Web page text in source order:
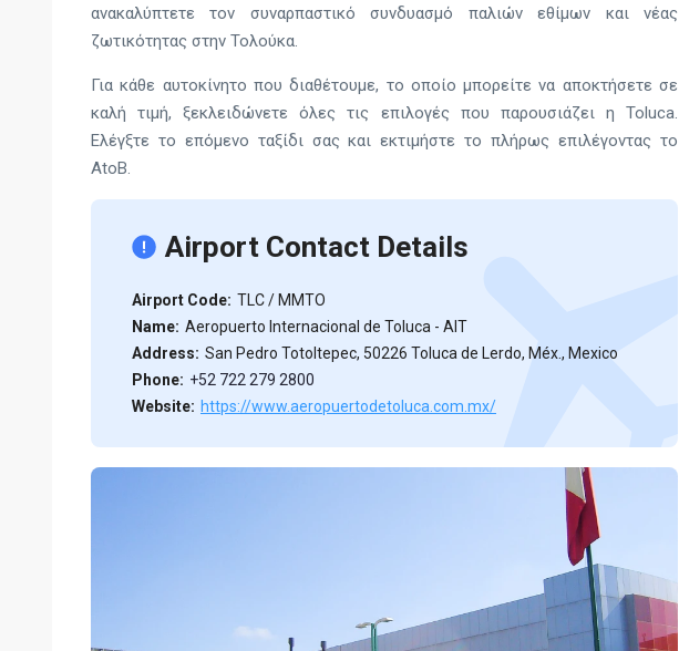
ανακαλύπτετε τον συναρπαστικό συνδυασμό παλιών εθίμων και νέας
ζωτικότητας στην Τολούκα.
Για κάθε αυτοκίνητο που διαθέτουμε, το οποίο μπορείτε να αποκτήσετε σε
καλή τιμή, ξεκλειδώνετε όλες τις επιλογές που παρουσιάζει η Toluca.
Ελέγξτε το επόμενο ταξίδι σας και εκτιμήστε το πλήρως επιλέγοντας το
AtoB.
Airport Contact Details
Airport Code: TLC / MMTO
Name: Aeropuerto Internacional de Toluca - AIT
Address: San Pedro Totoltepec, 50226 Toluca de Lerdo, Méx., Mexico
Phone: +52 722 279 2800
Website: https://www.aeropuertodetoluca.com.mx/